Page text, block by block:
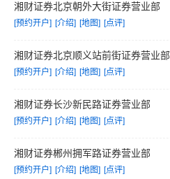
湘财证券北京朝外大街证券营业部
[预约开户] [介绍] [地图] [点评]
湘财证券北京顺义站前街证券营业部
[预约开户] [介绍] [地图] [点评]
湘财证券长沙新民路证券营业部
[预约开户] [介绍] [地图] [点评]
湘财证券郴州拥军路证券营业部
[预约开户] [介绍] [地图] [点评]